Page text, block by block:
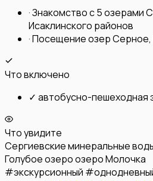
·Знакомство с 5 озерами
Исаклинского районов
·Посещение озер Серное,
Что включено
✓ автобусно-пешеходная
Что увидите
Сергиевские минеральные
Голубое озероозеро Молочка
#экскурсионный #